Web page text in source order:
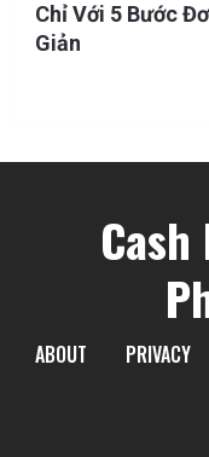
Chỉ Với 5 Bước
Giản
ABOUT PRIVACY